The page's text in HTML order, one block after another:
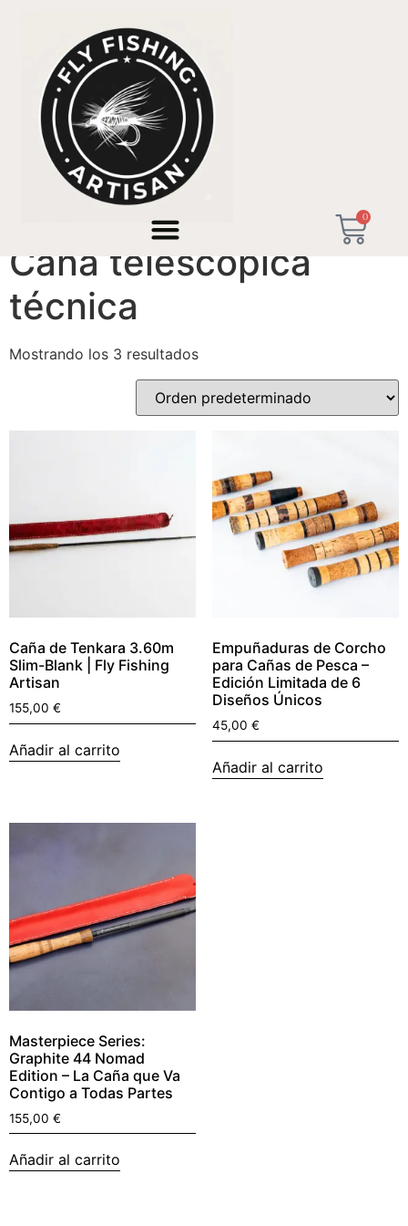
0
/ Productos etiquetados “Caña telescópica
Caña telescópica
técnica
Mostrando los 3 resultados
Caña de Tenkara 3.60m
Slim-Blank | Fly Fishing
Artisan
155,00 €
Añadir al carrito
Empuñaduras de Corcho
para Cañas de Pesca –
Edición Limitada de 6
Diseños Únicos
45,00 €
Añadir al carrito
Masterpiece Series:
Graphite 44 Nomad
Edition – La Caña que Va
Contigo a Todas Partes
155,00 €
Añadir al carrito